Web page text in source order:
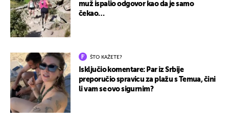
muž ispalio odgovor kao da je samo
čekao…
ŠTO KAŽETE?
Isključio komentare: Par iz Srbije
preporučio spravicu za plažu s Temua, čini
li vam se ovo sigurnim?